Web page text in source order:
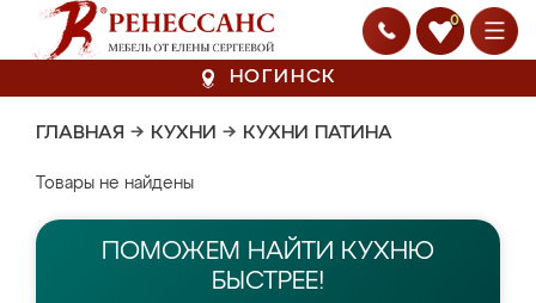
0
НОГИНСК
ГЛАВНАЯ → КУХНИ → КУХНИ ПАТИНА
Товары не найдены
ПОМОЖЕМ НАЙТИ КУХНЮ
БЫСТРЕЕ!